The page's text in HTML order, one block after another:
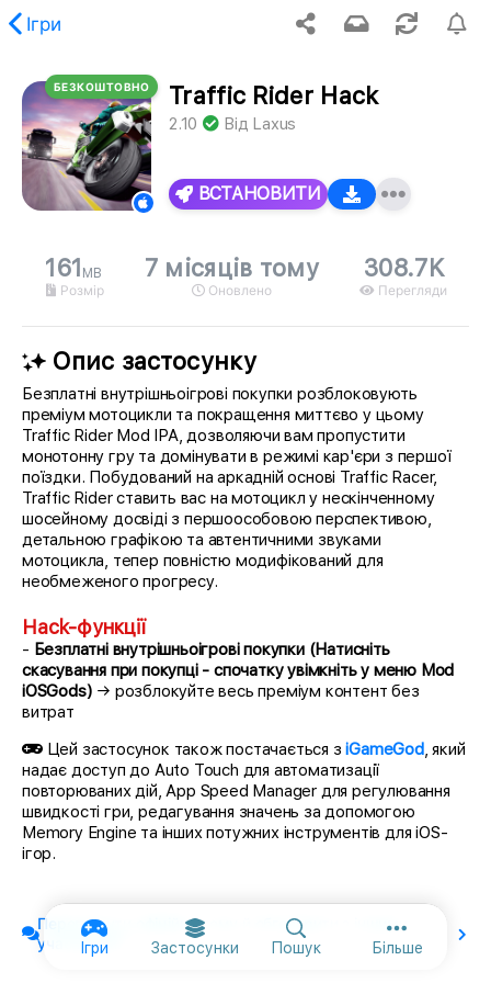
Ігри
Ігри Застосунки Пошук Більше
Додаткові
вміст не знайдено.
БЕЗКОШТОВНО Traffic Rider Hack
2.10 Від Laxus
ВСТАНОВИТИ
161 MB
Розмір
7 місяців тому
Оновлено
308.7K
Перегляди
Опис застосунку
Безплатні внутрішньоігрові покупки розблоковують
преміум мотоцикли та покращення миттєво у цьому
Traffic Rider Mod IPA, дозволяючи вам пропустити
монотонну гру та домінувати в режимі кар'єри з першої
поїздки. Побудований на аркадній основі Traffic Racer,
Traffic Rider ставить вас на мотоцикл у нескінченному
шосейному досвіді з першоособовою перспективою,
детальною графікою та автентичними звуками
мотоцикла, тепер повністю модифікований для
необмеженого прогресу.
Hack-функції
- Безплатні внутрішньоігрові покупки (Натисніть
скасування при покупці - спочатку увімкніть у меню Mod
iOSGods) → розблокуйте весь преміум контент без
витрат
Цей застосунок також постачається зiGameGod, який
надає доступ до Auto Touch для автоматизації
повторюваних дій, App Speed Manager для регулювання
швидкості гри, редагування значень за допомогою
Memory Engine та інших потужних інструментів для iOS-
ігор.
Переглянути офіційну тему й обговорити з іншими
учасниками